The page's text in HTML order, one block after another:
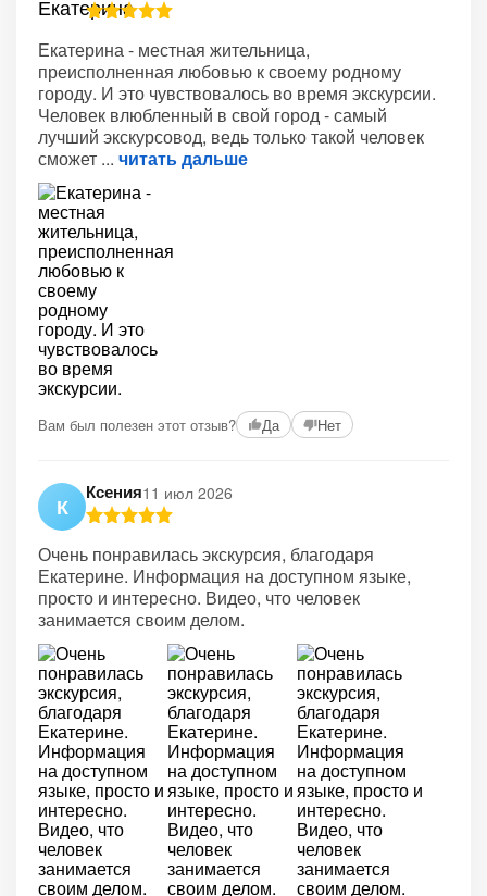
Екатерина - местная жительница,
преисполненная любовью к своему родному
городу. И это чувствовалось во время экскурсии.
Человек влюбленный в свой город - самый
лучший экскурсовод, ведь только такой человек
сможет
читать дальше
Вам был полезен этот отзыв? Да Нет
К
Ксения11 июл 2026
Очень понравилась экскурсия, благодаря
Екатерине. Информация на доступном языке,
просто и интересно. Видео, что человек
занимается своим делом.